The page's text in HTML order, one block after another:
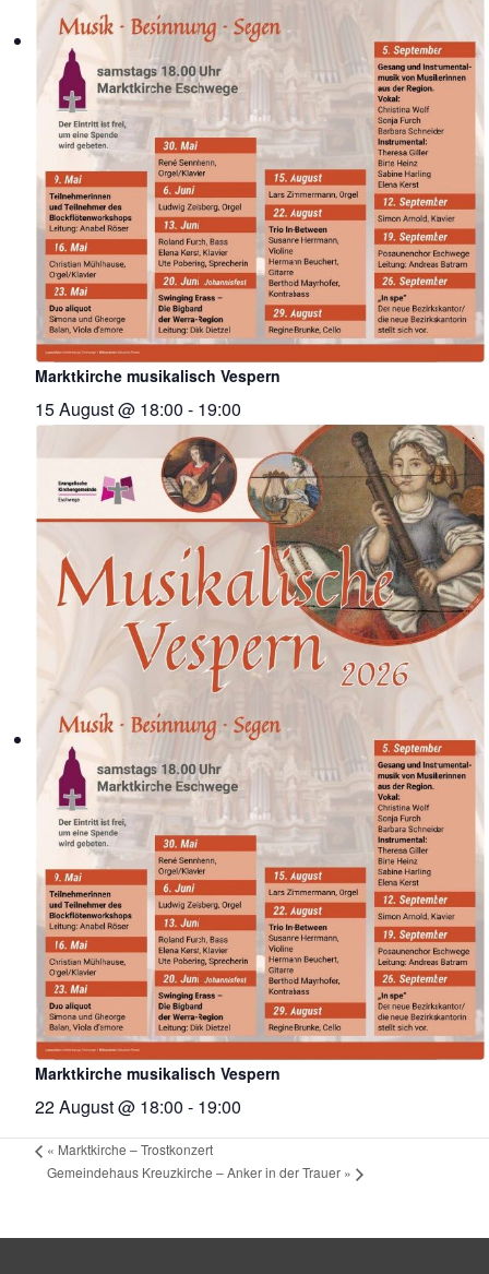
Marktkirche musikalisch Vespern
15 August @ 18:00 - 19:00
Marktkirche musikalisch Vespern
22 August @ 18:00 - 19:00
« Marktkirche – Trostkonzert
Gemeindehaus Kreuzkirche – Anker in der Trauer »